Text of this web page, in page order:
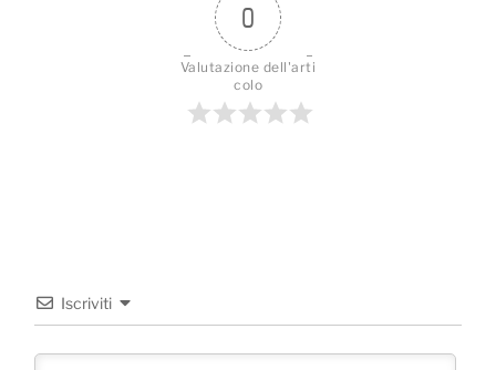
0
Valutazione dell'arti
colo
Iscriviti